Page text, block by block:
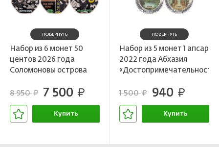
ПОВЕРНУТЬ
Набор из 6 монет 50
центов 2026 года
Соломоновы острова
8 950руб. 7 500 руб.
Купить
ПОВЕРНУТЬ
Набор из 5 монет 1 апсар
2022 года Абхазия
«Достопримечательности
1 500руб. 940 руб.
Купить